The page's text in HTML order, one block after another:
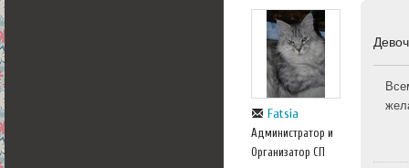
Fatsia
Администратор и
Организатор СП